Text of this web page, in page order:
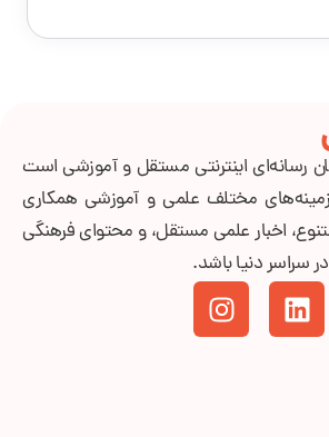
رسانه‌ای اینترنتی مستقل و آموزشی است
مختلف علمی و آموزشی همکاری
اخبار علمی مستقل، و محتوای فرهنگی
سراسر دنیا باشد.